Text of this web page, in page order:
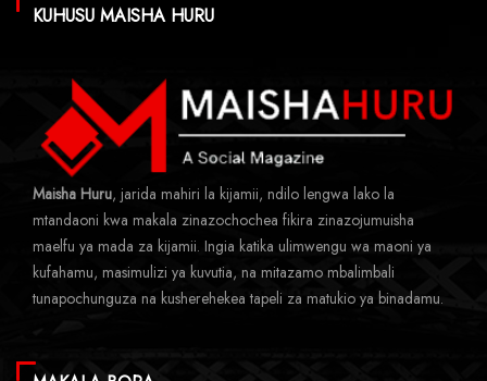
KUHUSU MAISHA HURU
Maisha Huru, jarida mahiri la kijamii, ndilo lengwa lako la
mtandaoni kwa makala zinazochochea fikira zinazojumuisha
maelfu ya mada za kijamii. Ingia katika ulimwengu wa maoni ya
kufahamu, masimulizi ya kuvutia, na mitazamo mbalimbali
tunapochunguza na kusherehekea tapeli za matukio ya binadamu.